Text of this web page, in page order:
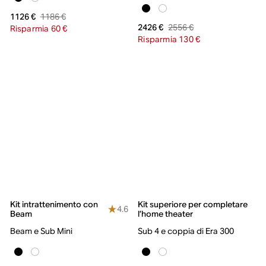
1126 € 1186 €
Risparmia 60 €
2426 € 2556 €
Risparmia 130 €
Kit intrattenimento con
Beam
4.6
Beam e Sub Mini
Kit superiore per completare
l’home theater
Sub 4 e coppia di Era 300